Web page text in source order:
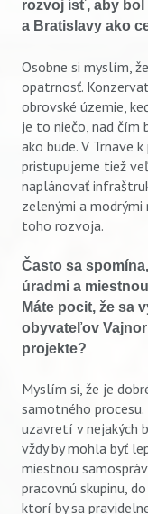
rozvoj ísť, aby bol
a Bratislavy ako
Osobne si myslím,
opatrnosť.
obrovské územie,
je to niečo, nad čím
ako bude. V Trnave
pristupujeme tiež
naplánovať
zelenými a modrými
toho rozvoja.
Často sa
úradmi a
Máte pocit, že sa
obyvateľov
projekte?
Myslím si, že je
samotného
uzavretí v nejakých
vždy by mohla byť
miestnou
pracovnú skupinu,
ktorí by sa